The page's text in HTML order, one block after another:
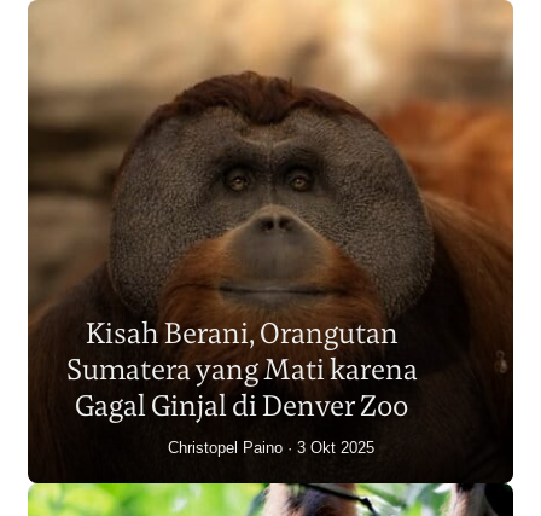
Populasi Orangutan
Sumatera Berkurang 2.700
Individu dalam Satu Dekade?
Junaidi Hanafiah 14 Jul 2026
Kisah Berani, Orangutan
Sumatera yang Mati karena
Gagal Ginjal di Denver Zoo
Christopel Paino 3 Okt 2025